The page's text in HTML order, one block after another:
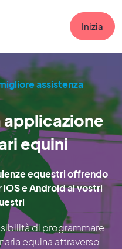
Inizia
assistenza
applicazione
equini
equestri offrendo
e Android ai vostri
di programmare
equina attraverso